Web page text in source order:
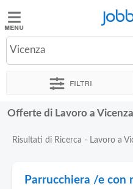
Jobbydoo
Offerte
Stipendi
Vicenza
Filtri
Offerte di Lavoro a Vicenza
Risultati di Ricerca - Lavoro a
Parrucchiera /e con